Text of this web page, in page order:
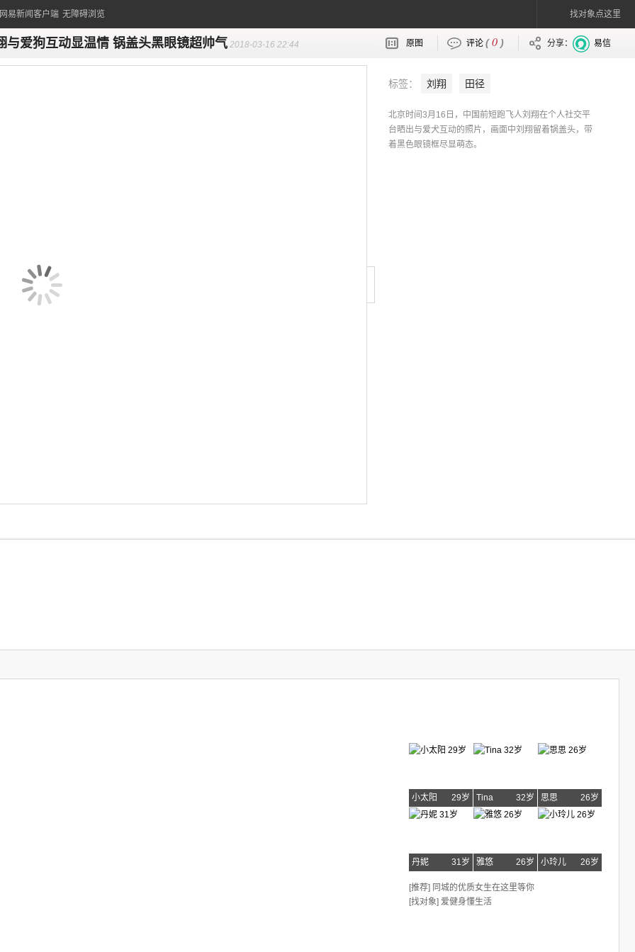
易新闻客户端 无障碍浏览 找对象点这里
与爱狗互动显温情 锅盖头黑眼镜超帅气 2018-03-16 22:44 原图 评论 (0 ) 分享： 易信
标签： 刘翔 田径
北京时间3月16日，中国前短跑飞人刘翔在个人社交平
台晒出与爱犬互动的照片，画面中刘翔留着锅盖头，带
着黑色眼镜框尽显萌态。
小太阳 29岁 Tina 32岁 思思 26岁
丹妮 31岁 雅悠 26岁 小玲儿 26岁
[推荐] 同城的优质女生在这里等你
[找对象] 爱健身懂生活